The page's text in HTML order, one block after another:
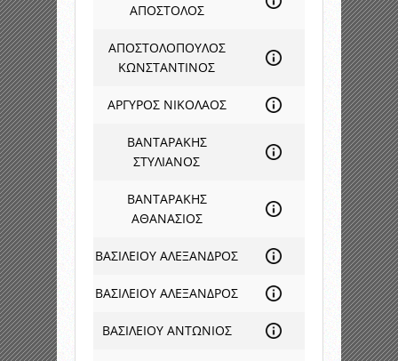
ΑΠΟΣΤΟΛΟΣ
ΑΠΟΣΤΟΛΟΠΟΥΛΟΣ
ΚΩΝΣΤΑΝΤΙΝΟΣ
ΑΡΓΥΡΟΣ ΝΙΚΟΛΑΟΣ
ΒΑΝΤΑΡΑΚΗΣ
ΣΤΥΛΙΑΝΟΣ
ΒΑΝΤΑΡΑΚΗΣ
ΑΘΑΝΑΣΙΟΣ
ΒΑΣΙΛΕΙΟΥ ΑΛΕΞΑΝΔΡΟΣ
ΒΑΣΙΛΕΙΟΥ ΑΛΕΞΑΝΔΡΟΣ
ΒΑΣΙΛΕΙΟΥ ΑΝΤΩΝΙΟΣ